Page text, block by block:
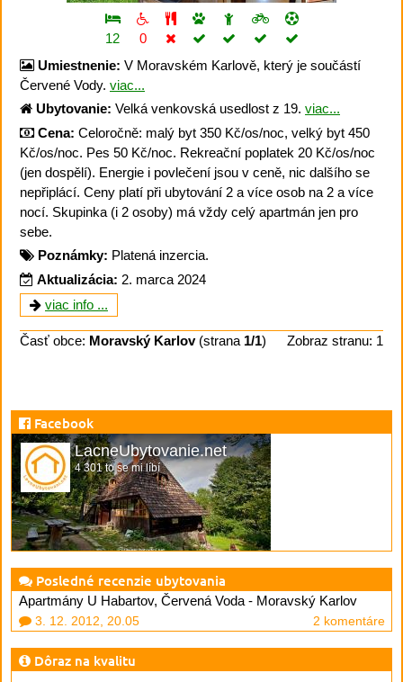
12
0
Umiestnenie: V Moravském Karlově, který je součástí
Červené Vody. viac...
Ubytovanie: Velká venkovská usedlost z 19. viac...
Cena: Celoročně: malý byt 350 Kč/os/noc, velký byt 450
Kč/os/noc. Pes 50 Kč/noc. Rekreační poplatek 20 Kč/os/noc
(jen dospělí). Energie i povlečení jsou v ceně, nic dalšího se
nepřiplácí. Ceny platí při ubytování 2 a více osob na 2 a více
nocí. Skupinka (i 2 osoby) má vždy celý apartmán jen pro
sebe.
Poznámky: Platená inzercia.
Aktualizácia: 2. marca 2024
viac info ...
Časť obce: Moravský Karlov(strana 1/1) Zobraz stranu: 1
Facebook
LacneUbytovanie.net
4 301 to se mi líbí
Posledné recenzie ubytovania
Apartmány U Habartov, Červená Voda - Moravský Karlov
3. 12. 2012, 20.05 2 komentáre
Dôraz na kvalitu